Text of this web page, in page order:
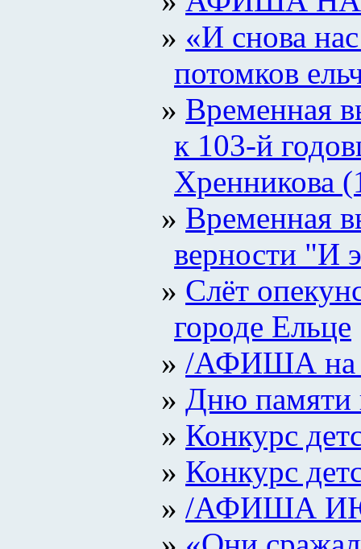
«И снова
потомков
Временная
к 103-й
Хренникова
Временная
верности "И
Слёт
городе Ельце
/АФИША
Дню памяти
Конкурс
Конкурс
/АФИША